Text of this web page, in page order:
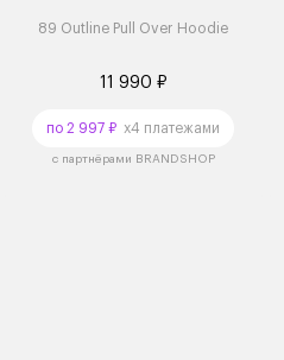
89 Outline Pull Over Hoodie
11 990 ₽
по 2 997 ₽ x4 платежами
с партнёрами BRANDSHOP